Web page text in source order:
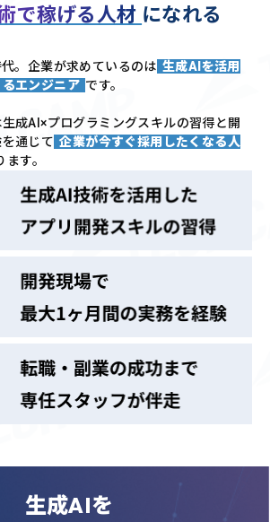
で稼げる人材 になれる
。企業が求めているのは 生成AIを活用
るエンジニア です。
生成AI×プログラミングスキルの習得と開
通じて 企業が今すぐ採用したくなる人
す。
生成AIを